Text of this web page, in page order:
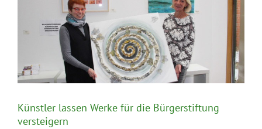
Künstler lassen Werke für die Bürgerstiftung
versteigern